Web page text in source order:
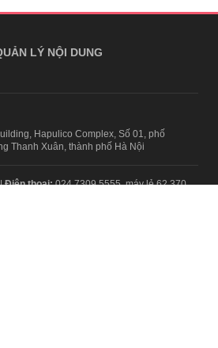
LÝ NỘI DUNG
Hapulico Complex, Số 01, phố
Thanh Xuân, thành phố Hà Nội
|Điện thoại:024 7309 5555, máy lẻ 62.370